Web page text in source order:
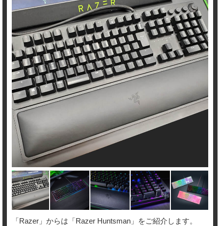
「Razer」からは「Razer Huntsman」をご紹介します。